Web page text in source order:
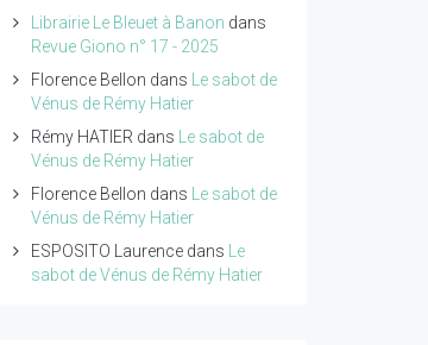
Librairie Le Bleuet à Banon dans
Revue Giono n° 17 - 2025
Florence Bellon dans
Le sabot de
Vénus de Rémy Hatier
Rémy HATIER dans
Le sabot de
Vénus de Rémy Hatier
Florence Bellon dans
Le sabot de
Vénus de Rémy Hatier
ESPOSITO Laurencedans
Le
sabot de Vénus de Rémy Hatier